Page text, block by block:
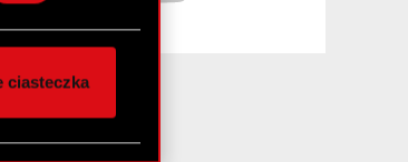
i
witryny,
ciasteczka